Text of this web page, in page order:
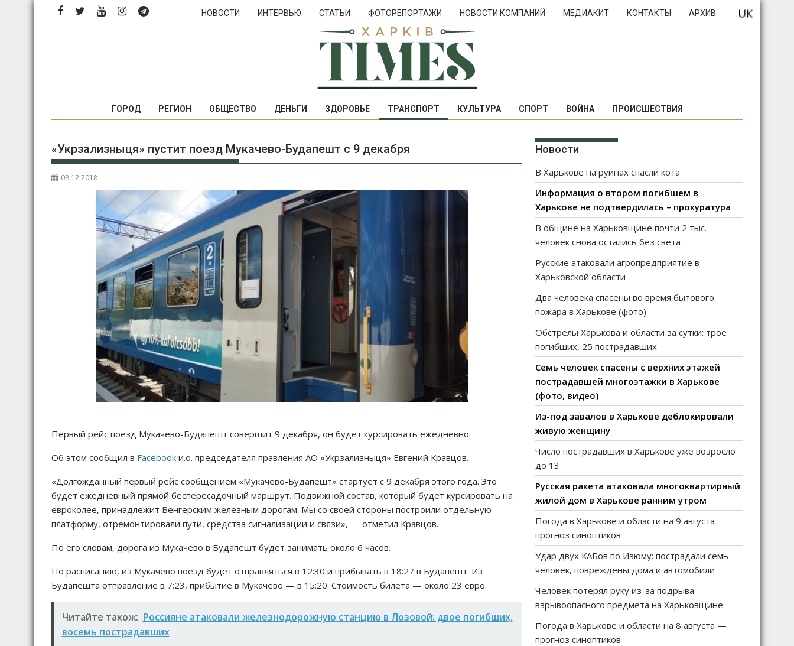
Перейти
НОВОСТИ ИНТЕРВЬЮ СТАТЬИ ФОТОРЕПОРТАЖИ НОВОСТИ КОМПАНИЙ МЕДИАКИТ КОНТАКТЫ АРХИВ
ГОРОД РЕГИОН ОБЩЕСТВО ДЕНЬГИ ЗДОРОВЬЕ ТРАНСПОРТ КУЛЬТУРА СПОРТ ВОЙНА ПРОИСШЕСТВИЯ
«Укрзализныця» пустит поезд Мукачево-Будапешт с 9 декабря
08.12.2018
Первый рейс поезд Мукачево-Будапешт совершит 9 декабря, он будет курсировать ежедневно.
Об этом сообщил в Facebook и.о. председателя правления АО «Укрзализныця» Евгений Кравцов.
«Долгожданный первый рейс сообщением «Мукачево-Будапешт» стартует с 9 декабря этого года. Это
будет ежедневный прямой беспересадочный маршрут. Подвижной состав, который будет курсировать на
евроколее, принадлежит Венгерским железным дорогам. Мы со своей стороны построили отдельную
платформу, отремонтировали пути, средства сигнализации и связи», — отметил Кравцов.
По его словам, дорога из Мукачево в Будапешт будет занимать около 6 часов.
По расписанию, из Мукачево поезд будет отправляться в 12:30 и прибывать в 18:27 в Будапешт. Из
Будапешта отправление в 7:23, прибытие в Мукачево — в 15:20. Стоимость билета — около 23 евро.
Читайте також: Россияне атаковали железнодорожную станцию в Лозовой: двое погибших,
восемь пострадавших
Новости
В Харькове на руинах спасли кота
Информация о втором погибшем в
Харькове не подтвердилась – прокуратура
В общине на Харьковщине почти 2 тыс.
человек снова остались без света
Русские атаковали агропредприятие в
Харьковской области
Два человека спасены во время бытового
пожара в Харькове (фото)
Обстрелы Харькова и области за сутки: трое
погибших, 25 пострадавших
Семь человек спасены с верхних этажей
пострадавшей многоэтажки в Харькове
(фото, видео)
Из-под завалов в Харькове деблокировали
живую женщину
Число пострадавших в Харькове уже возросло
до 13
Русская ракета атаковала многоквартирный
жилой дом в Харькове ранним утром
Погода в Харькове и области на 9 августа —
прогноз синоптиков
Удар двух КАБов по Изюму: пострадали семь
человек, повреждены дома и автомобили
Человек потерял руку из-за подрыва
взрывоопасного предмета на Харьковщине
Погода в Харькове и области на 8 августа —
прогноз синоптиков